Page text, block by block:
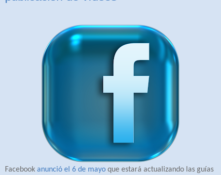
Facebook anunció el 6 de mayo que estará actualizando las guías